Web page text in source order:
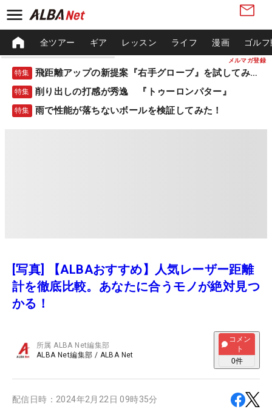
メルマガ登録
全ツアー ギア レッスン ライフ 漫画 ゴル
特集 飛距離アップの新提案『右手グローブ』を試してみた！
特集 削り出しの打感が秀逸 『トゥーロンパター』
特集 雨で性能が落ちないボールを検証してみた！
[写真] 【ALBAおすすめ】人気レーザー距離
計を徹底比較。あなたに合うモノが絶対見つ
かる！
所属ALBA Net編集部
ALBA Net編集部 / ALBA Net
コメン
ト
0件
配信日時： 2024年2月22日 09時35分